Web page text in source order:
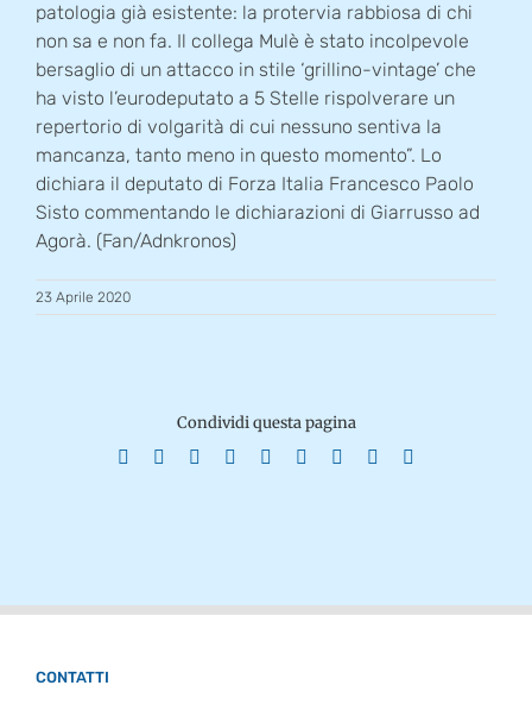
patologia già esistente: la protervia rabbiosa di chi
non sa e non fa. Il collega Mulè è stato incolpevole
bersaglio di un attacco in stile ‘grillino-vintage’ che
ha visto l’eurodeputato a 5 Stelle rispolverare un
repertorio di volgarità di cui nessuno sentiva la
mancanza, tanto meno in questo momento”. Lo
dichiara il deputato di Forza Italia Francesco Paolo
Sisto commentando le dichiarazioni di Giarrusso ad
Agorà. (Fan/Adnkronos)
23 Aprile 2020
Condividi questa pagina
Facebook Reddit LinkedInWhatsApp
TumblrPinterest
CONTATTI